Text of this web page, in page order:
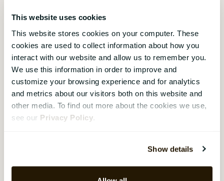
This website uses cookies
This website stores cookies on your computer. These
cookies are used to collect information about how you
interact with our website and allow us to remember you.
We use this information in order to improve and
customize your browsing experience and for analytics
and metrics about our visitors both on this website and
other media. To find out more about the cookies we use,
see our Privacy Policy
Show details
teknologiske innovationer som kunstig
intelligens, maskinlæring og big data.
Fremtidens BI-systemer forventes at være
endnu mere kraftfulde og brugervenlige
med evnen til at håndtere større mængder
data og levere endnu dybere indsigt.
Automatisering og realtidsanalyse vil
sandsynligvis blive mere og mere
beslutningstagningen og effektiviteten i